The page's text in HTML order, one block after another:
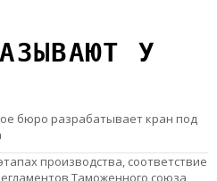
У
бюро разрабатывает кран под
производства, соответствие